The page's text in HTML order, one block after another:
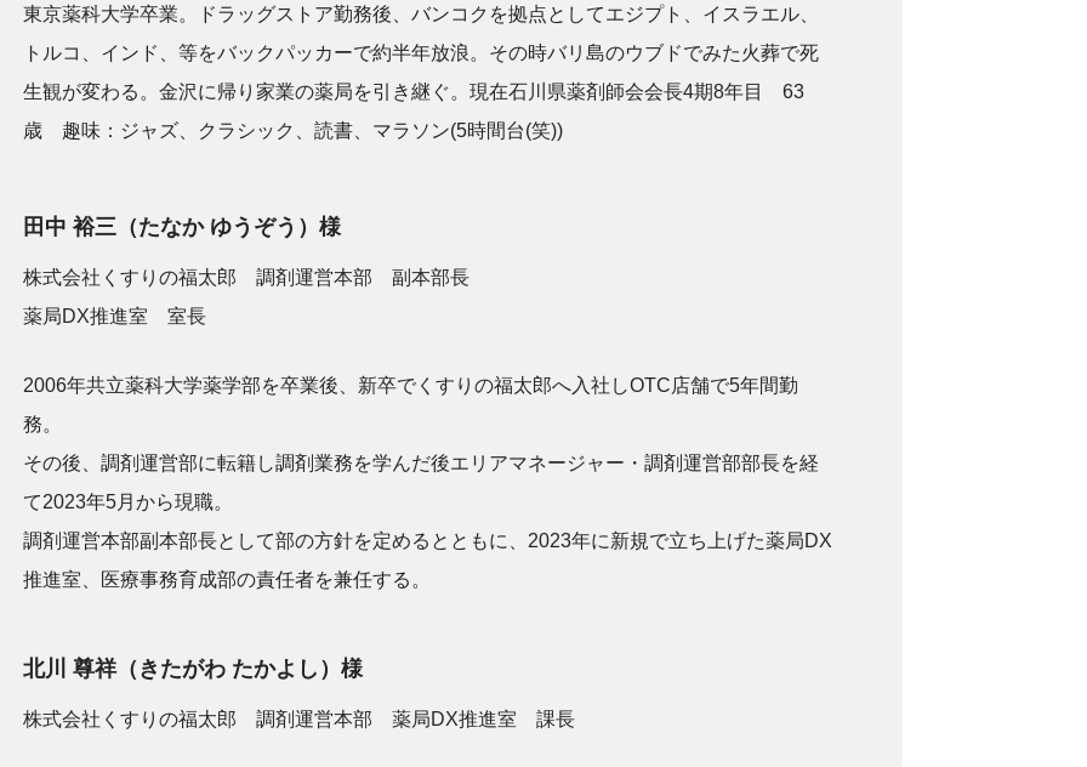
東京薬科大学卒業。ドラッグストア勤務後、バンコクを拠点としてエジプト、イスラエル、
トルコ、インド、等をバックパッカーで約半年放浪。その時バリ島のウブドでみた火葬で死
生観が変わる。金沢に帰り家業の薬局を引き継ぐ。現在石川県薬剤師会会長4期8年目 63
歳 趣味：ジャズ、クラシック、読書、マラソン(5時間台(笑))
田中 裕三（たなか ゆうぞう）様
株式会社くすりの福太郎 調剤運営本部 副本部長
薬局DX推進室 室長
2006年共立薬科大学薬学部を卒業後、新卒でくすりの福太郎へ入社しOTC店舗で5年間勤
務。
その後、調剤運営部に転籍し調剤業務を学んだ後エリアマネージャー・調剤運営部部長を経
て2023年5月から現職。
調剤運営本部副本部長として部の方針を定めるとともに、2023年に新規で立ち上げた薬局DX
推進室、医療事務育成部の責任者を兼任する。
北川 尊祥（きたがわ たかよし）様
株式会社くすりの福太郎 調剤運営本部 薬局DX推進室 課長